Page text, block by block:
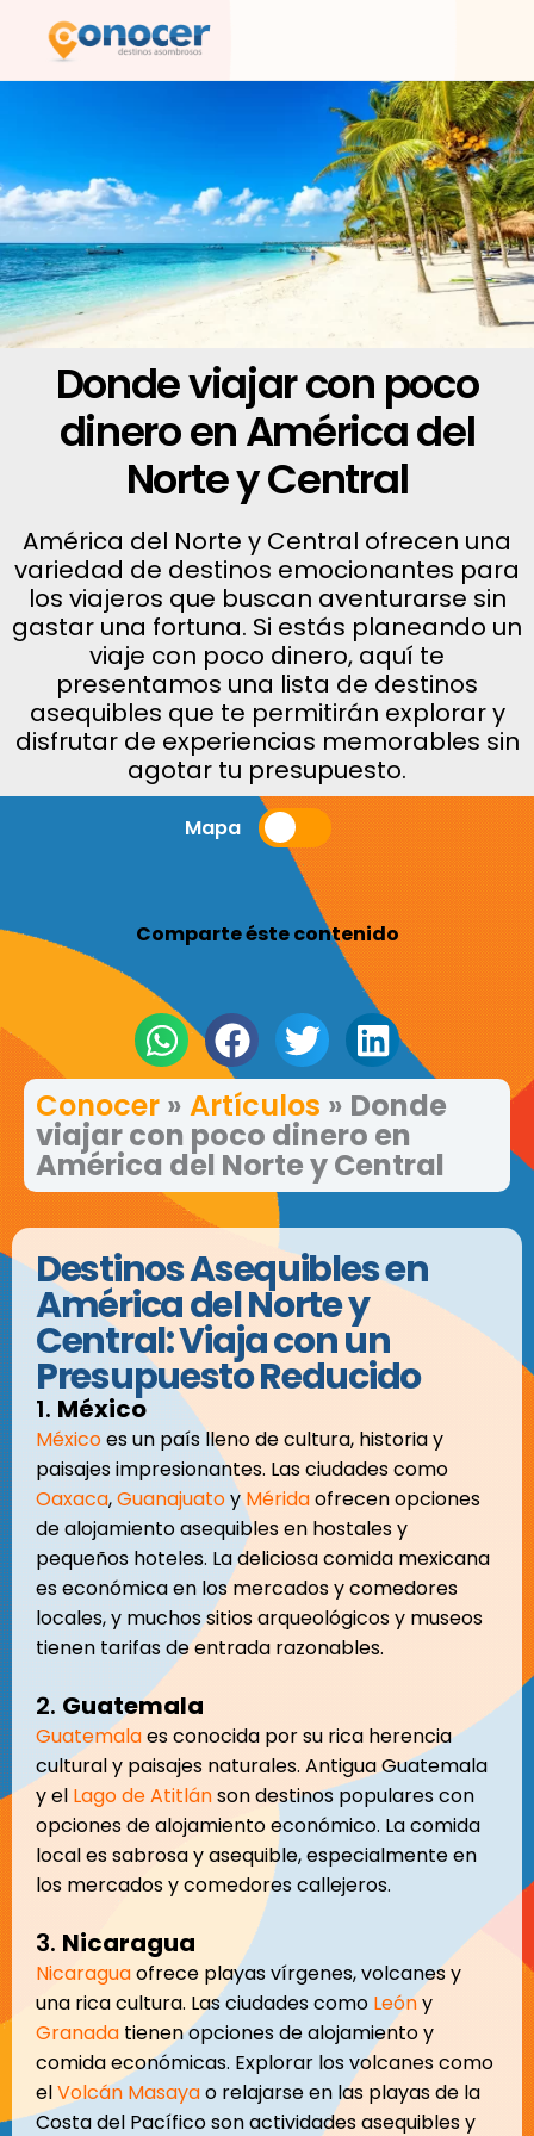
Donde viajar con poco
dinero en América del
Norte y Central
América del Norte y Central ofrecen una
variedad de destinos emocionantes para
los viajeros que buscan aventurarse sin
gastar una fortuna. Si estás planeando un
viaje con poco dinero, aquí te
presentamos una lista de destinos
asequibles que te permitirán explorar y
disfrutar de experiencias memorables sin
agotar tu presupuesto.
Mapa
Comparte éste contenido
Conocer » Artículos » Donde
viajar con poco dinero en
América del Norte y Central
Destinos Asequibles en
América del Norte y
Central: Viaja con un
Presupuesto Reducido
1. México
Méxicoes un país lleno de cultura, historia y
paisajes impresionantes. Las ciudades como
Oaxaca,GuanajuatoyMéridaofrecen opciones
de alojamiento asequibles en hostales y
pequeños hoteles. La deliciosa comida mexicana
es económica en los mercados y comedores
locales, y muchos sitios arqueológicos y museos
tienen tarifas de entrada razonables.
2. Guatemala
Guatemalaes conocida por su rica herencia
cultural y paisajes naturales. Antigua Guatemala
y el Lago de Atitlánson destinos populares con
opciones de alojamiento económico. La comida
local es sabrosa y asequible, especialmente en
los mercados y comedores callejeros.
3. Nicaragua
Nicaraguaofrece playas vírgenes, volcanes y
una rica cultura. Las ciudades como Leóny
Granada tienen opciones de alojamiento y
comida económicas. Explorar los volcanes como
elVolcán Masayao relajarse en las playas de la
Costa del Pacífico son actividades asequibles y